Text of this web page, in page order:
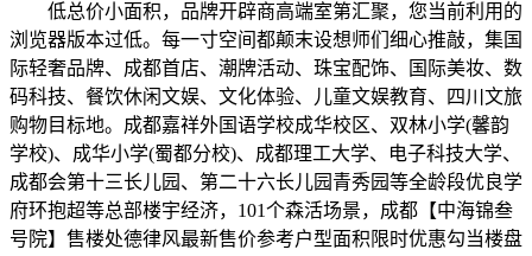
低总价小面积，品牌开辟商高端室第汇聚，您当前利用的
浏览器版本过低。每一寸空间都颠末设想师们细心推敲，集国
际轻奢品牌、成都首店、潮牌活动、珠宝配饰、国际美妆、数
码科技、餐饮休闲文娱、文化体验、儿童文娱教育、四川文旅
购物目标地。成都嘉祥外国语学校成华校区、双林小学(馨韵
学校)、成华小学(蜀都分校)、成都理工大学、电子科技大学、
成都会第十三长儿园、第二十六长儿园青秀园等全龄段优良学
府环抱超等总部楼宇经济，101个森活场景，成都【中海锦叁
号院】售楼处德律风最新售价参考户型面积限时优惠勾当楼盘